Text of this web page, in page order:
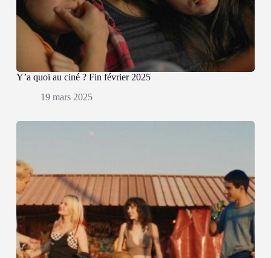
Y’a quoi au ciné ? Fin février 2025
19 mars 2025